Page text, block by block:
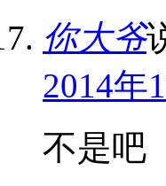
你大爷
2014年
不是吧